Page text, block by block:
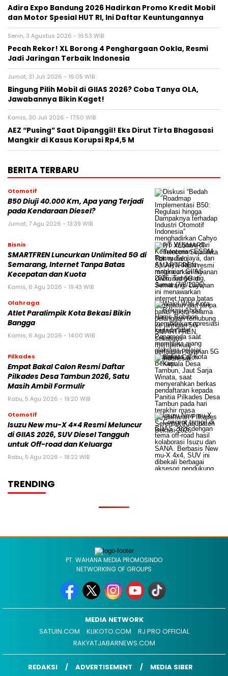
Adira Expo Bandung 2026 Hadirkan Promo Kredit Mobil
dan Motor Spesial HUT RI, Ini Daftar Keuntungannya
Senin, 3 Agustus 2026 - 16:53 WIB
Pecah Rekor! XL Borong 4 Penghargaan Ookla, Resmi
Jadi Jaringan Terbaik Indonesia
Jumat, 31 Juli 2026 - 16:05 WIB
Bingung Pilih Mobil di GIIAS 2026? Coba Tanya OLA,
Jawabannya Bikin Kaget!
Kamis, 30 Juli 2026 - 17:50 WIB
AEZ “Pusing” Saat Dipanggil! Eks Dirut Tirta Bhagasasi
Mangkir di Kasus Korupsi Rp4,5 M
BERITA TERBARU
Otomotif
B50 Diuji 40.000 Km, Apa yang Terjadi
pada Kendaraan Diesel?
Jumat, 7 Agu 2026 - 13:39 WIB
Bisnis
SMARTFREN Luncurkan Unlimited 5G di
Semarang, Internet Tanpa Batas
Kecepatan dan Kuota
Kamis, 6 Agu 2026 - 19:43 WIB
Olahraga
Atlet Paralimpik Kota Bekasi Bikin
Bangga
Kamis, 6 Agu 2026 - 14:00 WIB
Pilkades
Empat Bakal Calon Resmi Daftar
Pilkades Desa Tambun 2026, Satu
Masih Ambil Formulir
Rabu, 5 Agu 2026 - 19:20 WIB
Otomotif
Isuzu New mu-X 4×4 Resmi Meluncur
di GIIAS 2026, SUV Diesel Tangguh
untuk Off-road dan Keluarga
Rabu, 5 Agu 2026 - 18:22 WIB
TRENDING
PT. WAHANA MEDIA PROMOSINDO
NETWORKING OF GROUPS
MEDIA NETWORK
SATUIN.COM
KLIKOTO.COM
RJ PRO OFFICIAL
RAKYATJABARNEWS.COM
REDAKSI ADVERTISEMENT MEDIA SIBER